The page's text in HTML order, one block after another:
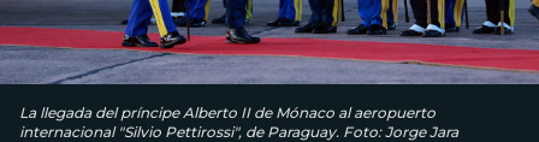
La llegada del príncipe Alberto II de Mónaco al aeropuerto
internacional "Silvio Pettirossi", de Paraguay. Foto: Jorge Jara